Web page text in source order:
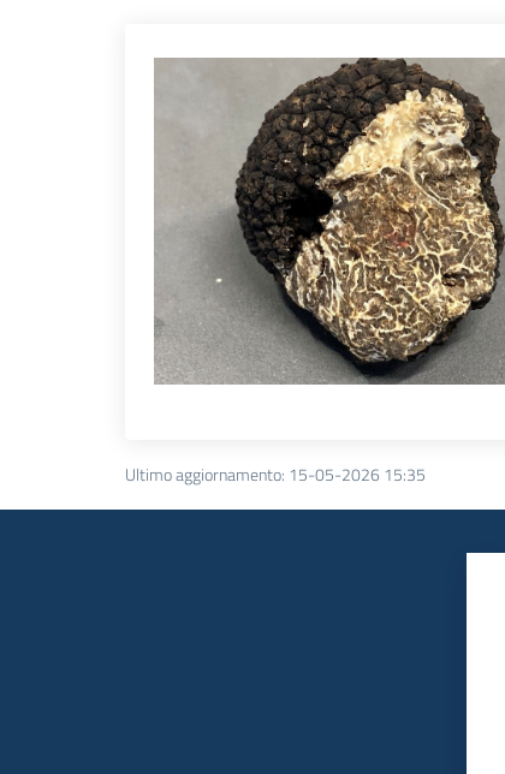
Ultimo aggiornamento: 15-05-2026 15:35